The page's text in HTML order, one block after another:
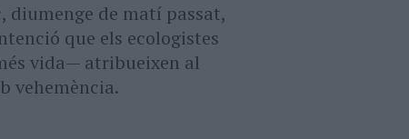
diumenge de matí passat,
que els ecologistes
vida— atribueixen al
vehemència.